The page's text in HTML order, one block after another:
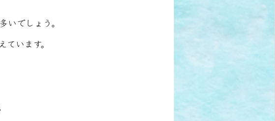
でしょう。
います。